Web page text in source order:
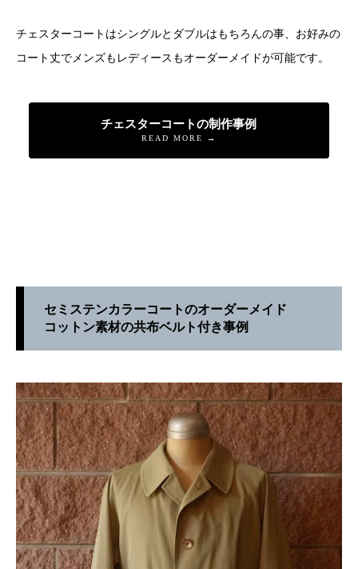
チェスターコートはシングルとダブルはもちろんの事、お好みの
コート丈でメンズもレディースもオーダーメイドが可能です。
チェスターコートの制作事例
READ MORE →
セミステンカラーコートのオーダーメイド
コットン素材の共布ベルト付き事例